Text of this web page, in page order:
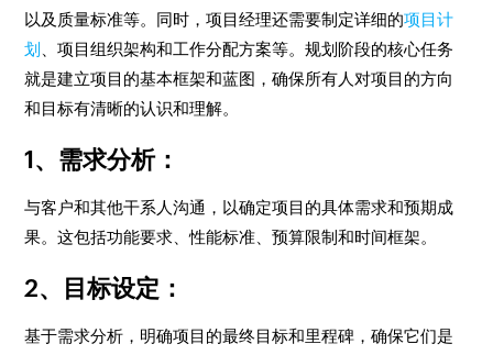
以及质量标准等。同时，项目经理还需要制定详细的项目计
划 、项目组织架构和工作分配方案等。规划阶段的核心任务
就是建立项目的基本框架和蓝图，确保所有人对项目的方向
和目标有清晰的认识和理解。
1、需求分析：
与客户和其他干系人沟通，以确定项目的具体需求和预期成
果。这包括功能要求、性能标准、预算限制和时间框架。
2、目标设定：
基于需求分析，明确项目的最终目标和里程碑，确保它们是